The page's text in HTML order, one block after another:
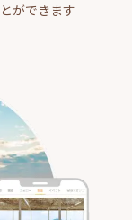
ができます